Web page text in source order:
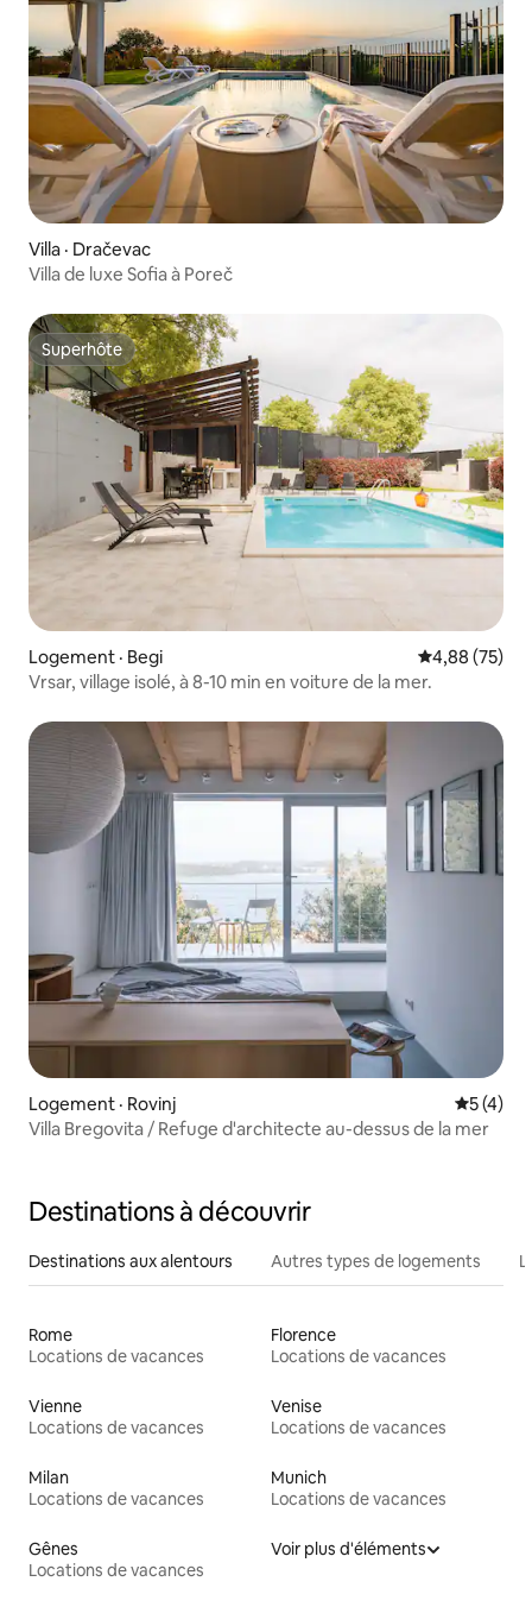
Villa · Dračevac
Villa de luxe Sofia à Poreč
Superhôte
Superhôte
Logement · Begi Note
4,88 (75)
Vrsar, village isolé, à 8-10 min en voiture de la mer.
Logement · Rovinj Note
5 (4)
Villa Bregovita / Refuge d'architecte au-dessus de la mer
Destinations à découvrir
Destinations aux alentours Autres types de logements
Rome
Locations de vacances
Florence
Locations de vacances
Vienne
Locations de vacances
Venise
Locations de vacances
Milan
Locations de vacances
Munich
Locations de vacances
Gênes
Locations de vacances
Voir plus d'éléments